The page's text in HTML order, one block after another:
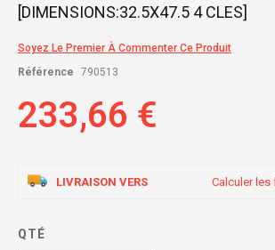
the
of
images
[DIMENSIONS:32.5X47.5 4 CLES]
Soyez Le Premier À Commenter Ce Produit
Référence
790513
233,66 €
LIVRAISON VERS Calculer les
QTÉ